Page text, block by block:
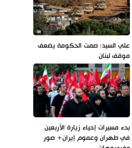
علي السيد: صمت الحكومة يضعف
موقف لبنان
بدء مسيرات إحياء زيارة الأربعين
في طهران وعموم إيران+ صور